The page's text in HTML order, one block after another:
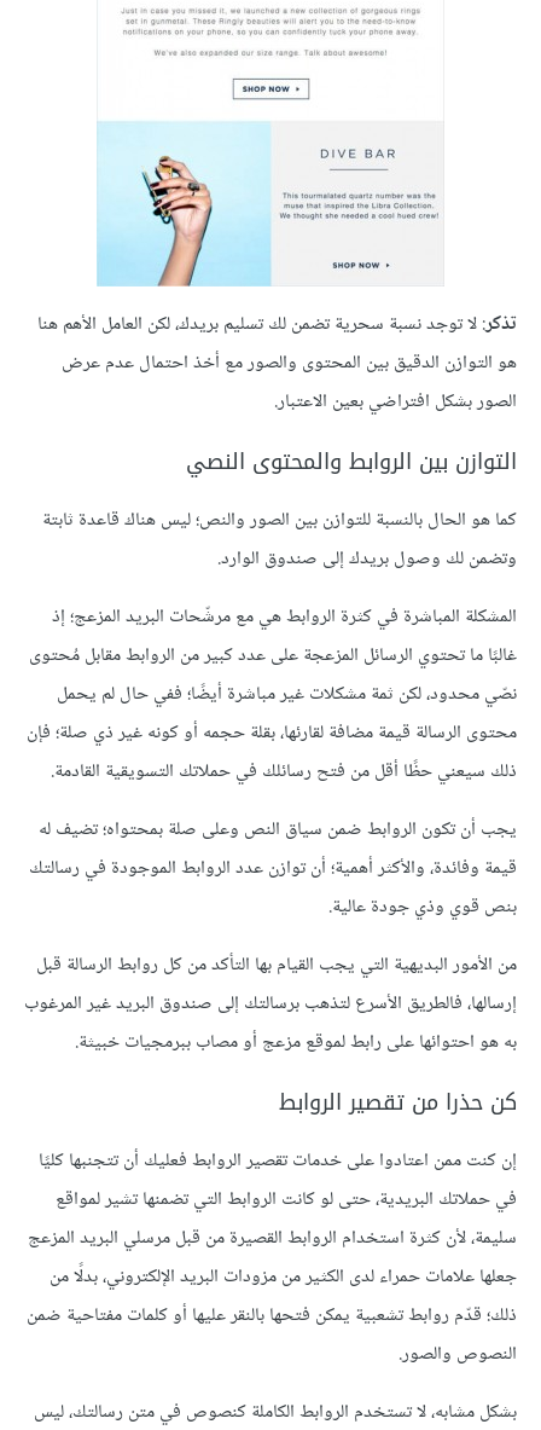
تذكر: لا توجد نسبة سحرية تضمن لك تسليم بريدك، لكن العامل الأهم هنا
هو التوازن الدقيق بين المحتوى والصور مع أخذ احتمال عدم عرض
الصور بشكل افتراضي بعين الاعتبار.
التوازن بين الروابط والمحتوى النصي
كما هو الحال بالنسبة للتوازن بين الصور والنص؛ ليس هناك قاعدة ثابتة
وتضمن لك وصول بريدك إلى صندوق الوارد.
المشكلة المباشرة في كثرة الروابط هي مع مرشّحات البريد المزعج؛ إذ
غالبًا ما تحتوي الرسائل المزعجة على عدد كبير من الروابط مقابل مُحتوى
نصّي محدود، لكن ثمة مشكلات غير مباشرة أيضًا؛ ففي حال لم يحمل
محتوى الرسالة قيمة مضافة لقارئها، بقلة حجمه أو كونه غير ذي صلة؛ فإن
ذلك سيعني حظًا أقل من فتح رسائلك في حملاتك التسويقية القادمة.
يجب أن تكون الروابط ضمن سياق النص وعلى صلة بمحتواه؛ تضيف له
قيمة وفائدة، والأكثر أهمية؛ أن توازن عدد الروابط الموجودة في رسالتك
بنص قوي وذي جودة عالية.
من الأمور البديهية التي يجب القيام بها التأكد من كل روابط الرسالة قبل
إرسالها، فالطريق الأسرع لتذهب برسالتك إلى صندوق البريد غير المرغوب
به هو احتوائها على رابط لموقع مزعج أو مصاب ببرمجيات خبيثة.
كن حذرا من تقصير الروابط
إن كنت ممن اعتادوا على خدمات تقصير الروابط فعليك أن تتجنبها كليًا
في حملاتك البريدية، حتى لو كانت الروابط التي تضمنها تشير لمواقع
سليمة، لأن كثرة استخدام الروابط القصيرة من قبل مرسلي البريد المزعج
جعلها علامات حمراء لدى الكثير من مزودات البريد الإلكتروني، بدلًا من
ذلك؛ قدّم روابط تشعبية يمكن فتحها بالنقر عليها أو كلمات مفتاحية ضمن
النصوص والصور.
بشكل مشابه، لا تستخدم الروابط الكاملة كنصوص في متن رسالتك، ليس